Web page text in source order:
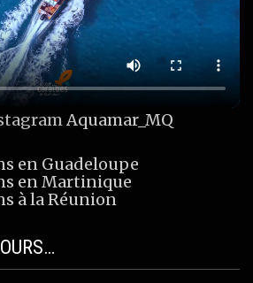
Aquamar_MQ
en Guadeloupe
en Martinique
à la Réunion